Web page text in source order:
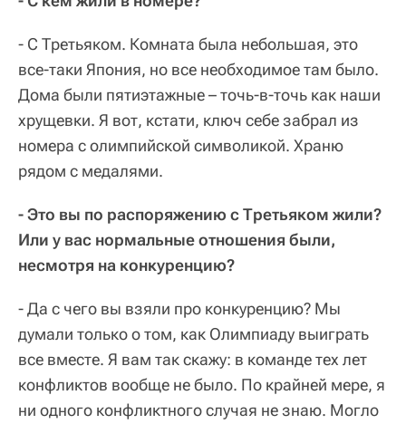
- С Третьяком. Комната была небольшая, это
все-таки Япония, но все необходимое там было.
Дома были пятиэтажные – точь-в-точь как наши
хрущевки. Я вот, кстати, ключ себе забрал из
номера с олимпийской символикой. Храню
рядом с медалями.
- Это вы по распоряжению с Третьяком жили?
Или у вас нормальные отношения были,
несмотря на конкуренцию?
- Да с чего вы взяли про конкуренцию? Мы
думали только о том, как Олимпиаду выиграть
все вместе. Я вам так скажу: в команде тех лет
конфликтов вообще не было. По крайней мере, я
ни одного конфликтного случая не знаю. Могло